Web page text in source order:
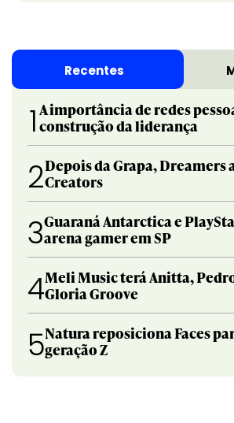
Recentes
1 A importância de redes
construção da liderança
2Depois da Grapa, Dreamers
Creators
3Guaraná Antarctica e
arena gamer em SP
4Meli Music terá Anitta,
Gloria Groove
5Natura reposiciona Faces
geração Z